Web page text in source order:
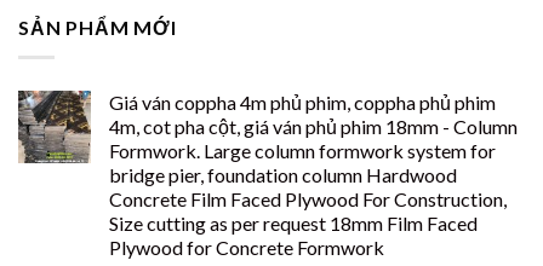
SẢN PHẨM MỚI
Giá ván coppha 4m phủ phim, coppha phủ phim
4m, cot pha cột, giá ván phủ phim 18mm - Column
Formwork. Large column formwork system for
bridge pier, foundation column Hardwood
Concrete Film Faced Plywood For Construction,
Size cutting as per request 18mm Film Faced
Plywood for Concrete Formwork